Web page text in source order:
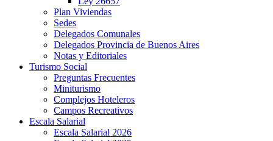
Plan Viviendas
Sedes
Delegados Comunales
Delegados Provincia de Buenos Aires
Notas y Editoriales
Turismo Social
Preguntas Frecuentes
Miniturismo
Complejos Hoteleros
Campos Recreativos
Escala Salarial
Escala Salarial 2026